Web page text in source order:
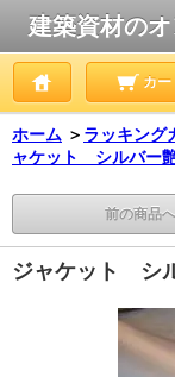
建築資材の
カー
ホーム ＞ ラッキング
ャケット シルバー
前の商品へ
ジャケット シ